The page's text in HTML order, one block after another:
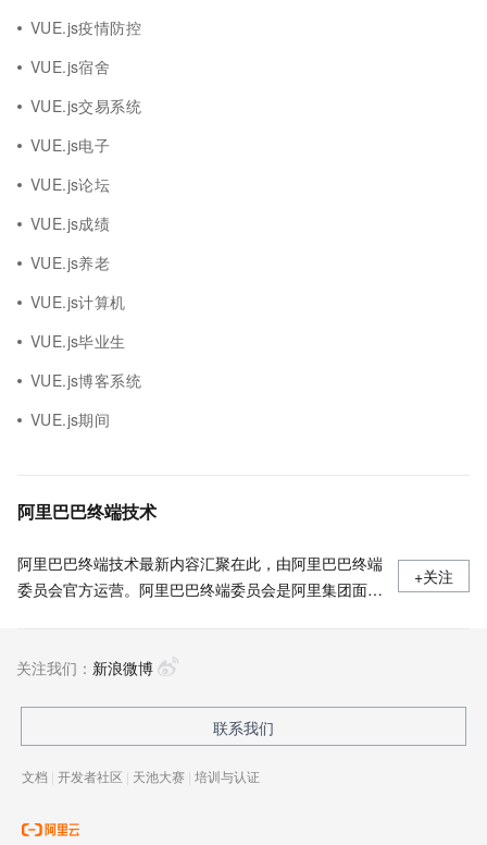
VUE.js疫情防控
VUE.js宿舍
VUE.js交易系统
VUE.js电子
VUE.js论坛
VUE.js成绩
VUE.js养老
VUE.js计算机
VUE.js毕业生
VUE.js博客系统
VUE.js期间
阿里巴巴终端技术
阿里巴巴终端技术最新内容汇聚在此，由阿里巴巴终端
委员会官方运营。阿里巴巴终端委员会是阿里集团面向
策略和目标并落地执行，推动终端技术发展，帮助工程
巴终端域的官方公众号：阿里巴巴终端技术，欢迎关
注。
+关注
关注我们： 新浪微博
联系我们
文档 | 开发者社区 | 天池大赛 | 培训与认证